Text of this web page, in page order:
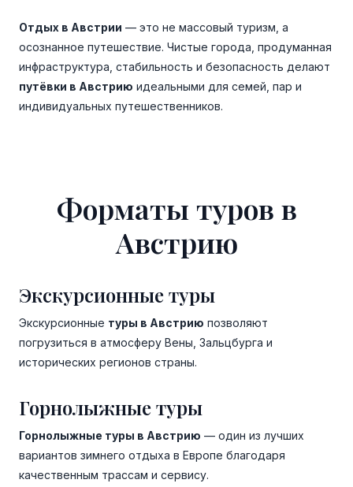
Отдых в Австрии — это не массовый туризм, а
осознанное путешествие. Чистые города, продуманная
инфраструктура, стабильность и безопасность делают
путёвки в Австрию идеальными для семей, пар и
индивидуальных путешественников.
Форматы туров в
Австрию
Экскурсионные туры
Экскурсионные туры в Австрию позволяют
погрузиться в атмосферу Вены, Зальцбурга и
исторических регионов страны.
Горнолыжные туры
Горнолыжные туры в Австрию — один из лучших
вариантов зимнего отдыха в Европе благодаря
качественным трассам и сервису.